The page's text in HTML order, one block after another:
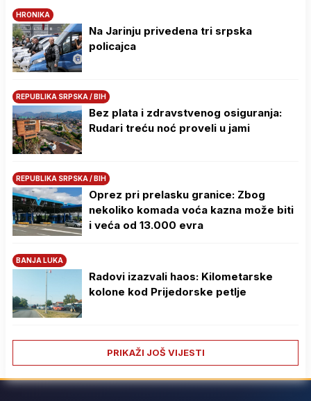
HRONIKA
Na Јarinju privedena tri srpska
policajca
REPUBLIKA SRPSKA / BIH
Bez plata i zdravstvenog osiguranja:
Rudari treću noć proveli u jami
REPUBLIKA SRPSKA / BIH
Oprez pri prelasku granice: Zbog
nekoliko komada voća kazna može biti
i veća od 13.000 evra
BANJA LUKA
Radovi izazvali haos: Kilometarske
kolone kod Prijedorske petlje
PRIKAŽI JOŠ VIJESTI